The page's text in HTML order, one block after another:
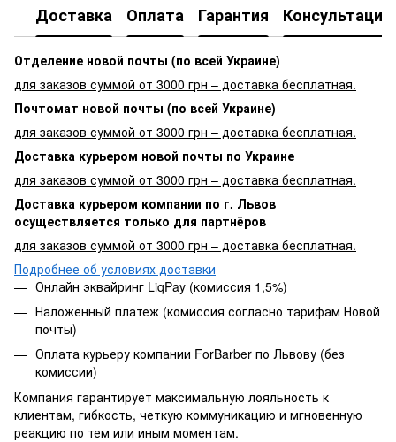
Доставка Оплата Гарантия Консультация
Отделение новой почты (по всей Украине)
для заказов суммой от 3000 грн – доставка бесплатная.
Почтомат новой почты (по всей Украине)
для заказов суммой от 3000 грн – доставка бесплатная.
Доставка курьером новой почты по Украине
для заказов суммой от 3000 грн – доставка бесплатная.
Доставка курьером компании по г. Львов
осуществляется только для партнёров
для заказов суммой от 3000 грн – доставка бесплатная.
Подробнее об условиях доставки
Онлайн эквайринг LiqPay (комиссия 1,5%)
Наложенный платеж (комиссия согласно тарифам Новой
почты)
Оплата курьеру компании ForBarber по Львову (без
комиссии)
Компания гарантирует максимальную лояльность к
клиентам, гибкость, четкую коммуникацию и мгновенную
реакцию по тем или иным моментам.